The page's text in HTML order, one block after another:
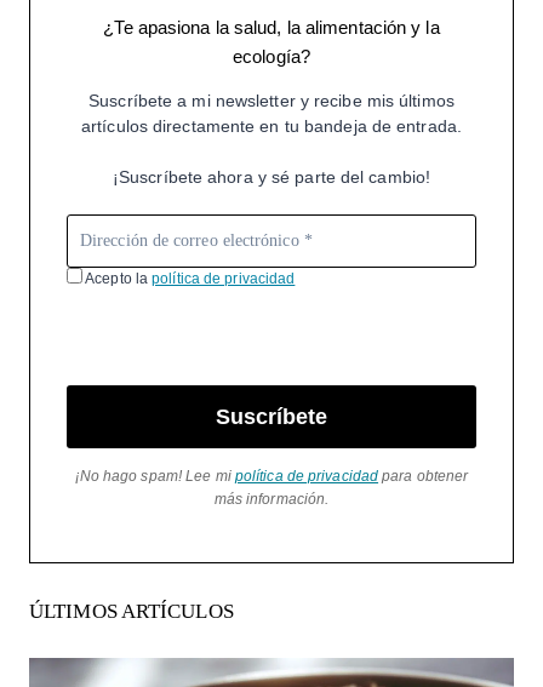
¿Te apasiona la salud, la alimentación y la
ecología?
Suscríbete a mi newsletter y recibe mis últimos
artículos directamente en tu bandeja de entrada.
¡Suscríbete ahora y sé parte del cambio!
Acepto lapolítica de privacidad
Suscríbete
¡No hago spam! Lee mi política de privacidad para obtener
más información.
ÚLTIMOS ARTÍCULOS